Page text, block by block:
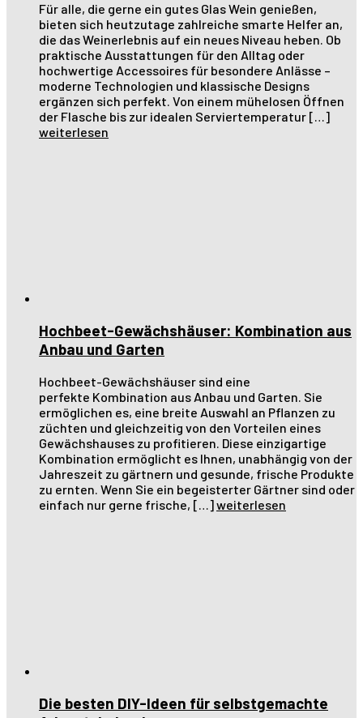
Für alle, die gerne ein gutes Glas Wein genießen,
bieten sich heutzutage zahlreiche smarte Helfer an,
die das Weinerlebnis auf ein neues Niveau heben. Ob
praktische Ausstattungen für den Alltag oder
hochwertige Accessoires für besondere Anlässe –
moderne Technologien und klassische Designs
ergänzen sich perfekt. Von einem mühelosen Öffnen
der Flasche bis zur idealen Serviertemperatur […]
weiterlesen
Hochbeet-Gewächshäuser: Kombination aus
Anbau und Garten
Hochbeet-Gewächshäuser sind eine
perfekte Kombination aus Anbau und Garten. Sie
ermöglichen es, eine breite Auswahl an Pflanzen zu
züchten und gleichzeitig von den Vorteilen eines
Gewächshauses zu profitieren. Diese einzigartige
Kombination ermöglicht es Ihnen, unabhängig von der
Jahreszeit zu gärtnern und gesunde, frische Produkte
zu ernten. Wenn Sie ein begeisterter Gärtner sind oder
einfach nur gerne frische, […]weiterlesen
Die besten DIY-Ideen für selbstgemachte